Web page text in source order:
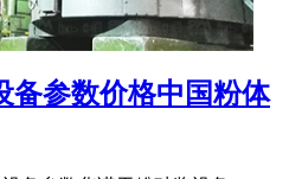
备参数价格中国粉体